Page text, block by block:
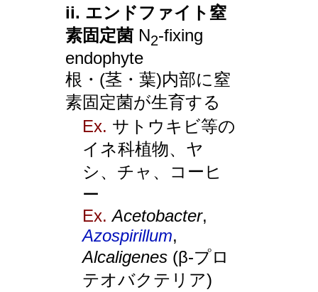
ii. エンドファイト窒
素固定菌 N2-fixing
endophyte
根・(茎・葉)内部に窒
素固定菌が生育する
Ex. サトウキビ等の
イネ科植物、ヤ
シ、チャ、コーヒ
ー
Ex. Acetobacter,
Azospirillum,
Alcaligenes (β-プロ
テオバクテリア)